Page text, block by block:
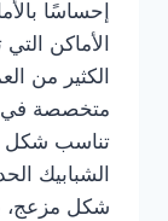
إحساسًا
الأماكن
الكثير من
متخصصة في
تناسب شكل
الشبابيك
شكل مزعج،